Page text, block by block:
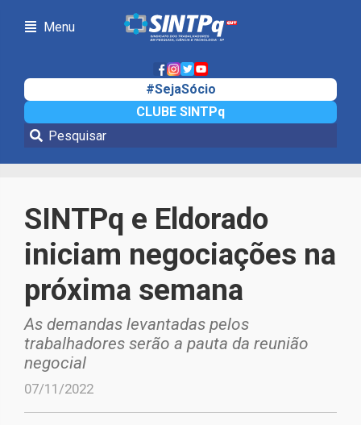
Menu
#SejaSócio
CLUBE SINTPq
Notícias
SINTPq e Eldorado
iniciam negociações na
próxima semana
As demandas levantadas pelos
trabalhadores serão a pauta da reunião
negocial
07/11/2022